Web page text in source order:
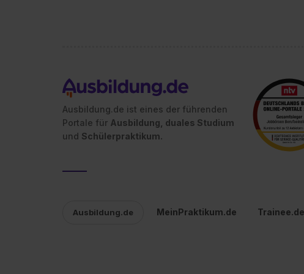
Ausbildung.de ist eines der führenden
Portale für Ausbildung, duales Studium
und Schülerpraktikum.
Ausbildung.de MeinPraktikum.de Trainee.de